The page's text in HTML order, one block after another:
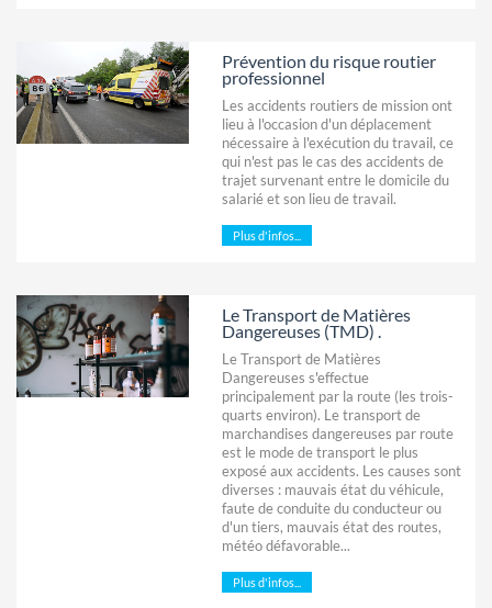
Prévention du risque routier
professionnel
Les accidents routiers de mission ont
lieu à l'occasion d'un déplacement
nécessaire à l'exécution du travail, ce
qui n'est pas le cas des accidents de
trajet survenant entre le domicile du
salarié et son lieu de travail.
Plus d'infos...
Le Transport de Matières
Dangereuses (TMD) .
Le Transport de Matières
Dangereuses s'effectue
principalement par la route (les trois-
quarts environ). Le transport de
marchandises dangereuses par route
est le mode de transport le plus
exposé aux accidents. Les causes sont
diverses : mauvais état du véhicule,
faute de conduite du conducteur ou
d'un tiers, mauvais état des routes,
météo défavorable...
Plus d'infos...